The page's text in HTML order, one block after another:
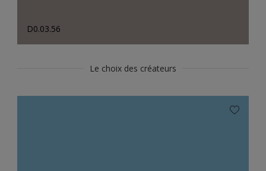
D0.03.56
Le choix des créateurs